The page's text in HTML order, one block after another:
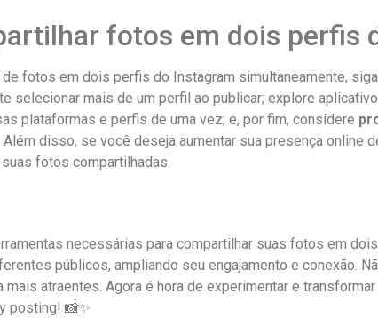
fotos em⁤ dois perfis
fotos em dois ⁢perfis‌ do Instagram simultaneamente,
selecionar mais de um ⁣perfil ao publicar; explore
⁣plataformas e perfis de uma​ vez; e, por ⁢fim, considere
disso, se você deseja‍ aumentar sua presença ⁢online
fotos‍ compartilhadas.
necessárias para compartilhar⁣ suas⁢ fotos em
públicos, ampliando seu engajamento e conexão.
mais atraentes. Agora é hora ​de experimentar e
posting! 📸✨